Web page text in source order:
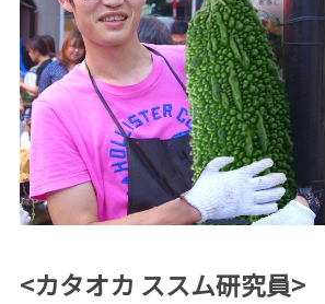
<カタオカ ススム研究員>